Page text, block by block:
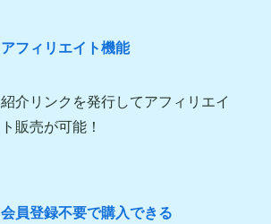
アフィリエイト機能
紹介リンクを発行してアフィリエイ
ト販売が可能！
会員登録不要で購入できる